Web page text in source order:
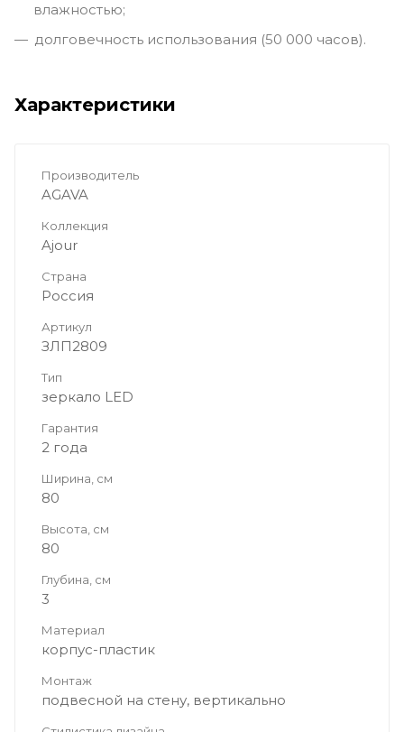
влажностью;
долговечность использования (50 000 часов).
Характеристики
Производитель
AGAVA
Коллекция
Ajour
Страна
Россия
Артикул
ЗЛП2809
Тип
зеркало LED
Гарантия
2 года
Ширина, см
80
Высота, см
80
Глубина, см
3
Материал
корпус-пластик
Монтаж
подвесной на стену, вертикально